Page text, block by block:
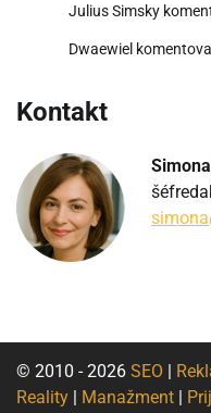
Julius Simsky
Dwaewiel komentoval
Kontakt
© 2010 - 2026 SEO |
Reality | Manažment |